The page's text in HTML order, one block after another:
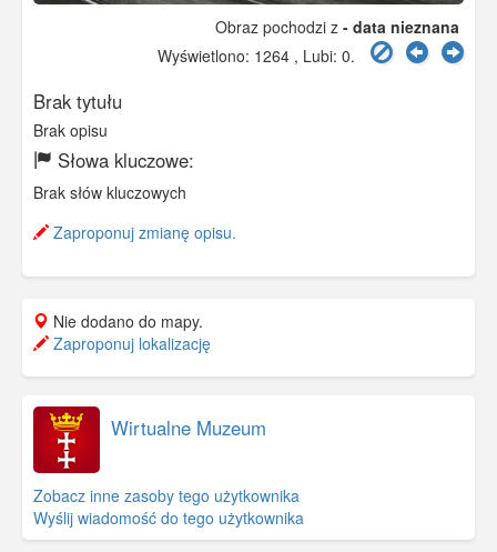
Obraz pochodzi z - data nieznana
Wyświetlono: 1264 , Lubi: 0.
Brak tytułu
Brak opisu
Słowa kluczowe:
Brak słów kluczowych
Zaproponuj zmianę opisu.
Nie dodano do mapy.
Zaproponuj lokalizację
Wirtualne Muzeum
Zobacz inne zasoby tego użytkownika
Wyślij wiadomość do tego użytkownika